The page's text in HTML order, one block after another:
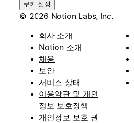
쿠키 설정
© 2026 Notion Labs, Inc.
회사 소개
Notion 소개
채용
보안
서비스 상태
이용약관 및 개인
정보 보호정책
개인정보 보호 권